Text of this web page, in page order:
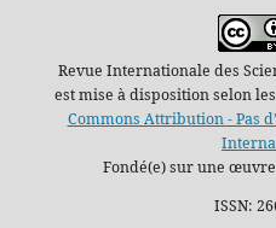
Revue Internationale des
est mise à disposition selon
Commons Attribution - Pas
Fondé(e) sur une
ISSN: